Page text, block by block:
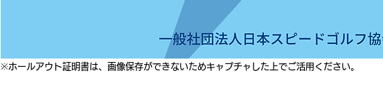
※ホールアウト証明書は、画像保存ができないためキャプチャした上でご活用ください。